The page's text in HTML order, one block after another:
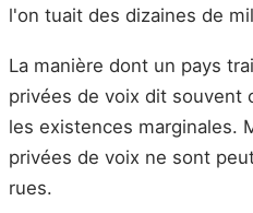
l'on tuait des dizaines de
La manière dont un pays
privées de voix dit souvent
les existences marginales.
privées de voix ne sont
rues.